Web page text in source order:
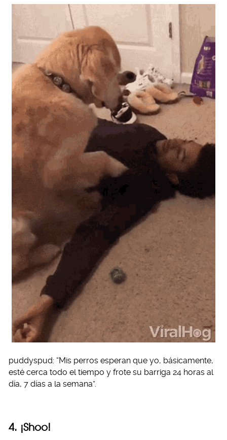
puddyspud: “Mis perros esperan que yo, básicamente,
esté cerca todo el tiempo y frote su barriga 24 horas al
día, 7 días a la semana”.
4. ¡Shoo!